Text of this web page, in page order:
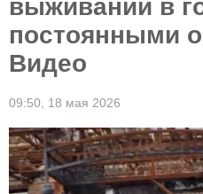
выживании в
постоянными
Видео
09:50, 18 мая 2026